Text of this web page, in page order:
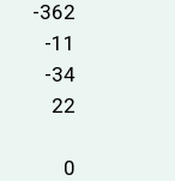
-362
-11
-34
22
0